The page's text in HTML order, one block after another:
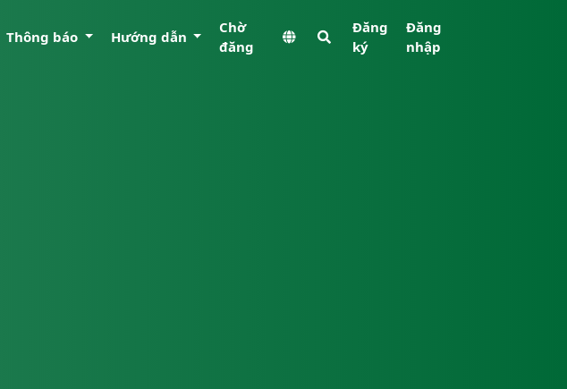
Thông báo Hướng dẫn
Chờ
đăng
Đăng
ký
Đăng
nhập